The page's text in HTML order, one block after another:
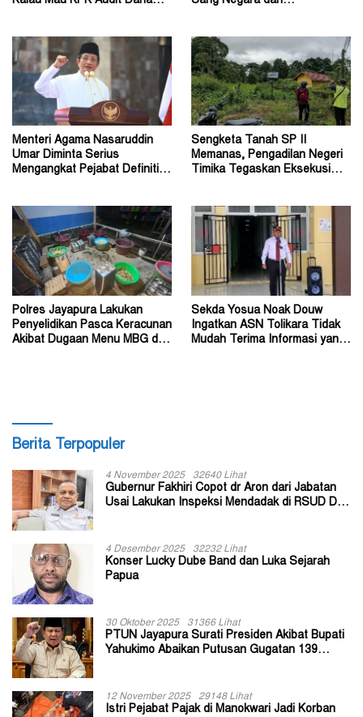
Menteri Agama Nasaruddin
Umar Diminta Serius
Mengangkat Pejabat Definitif
Sengketa Tanah SP II
Memanas, Pengadilan Negeri
Timika Tegaskan Eksekusi
Polres Jayapura Lakukan
Penyelidikan Pasca Keracunan
Akibat Dugaan Menu MBG di
Sekda Yosua Noak Douw
Ingatkan ASN Tolikara Tidak
Mudah Terima Informasi yang
Berita Terpopuler
4 November 2025 32640 Lihat
Gubernur Fakhiri Copot dr Aron dari Jabatan
Usai Lakukan Inspeksi Mendadak di RSUD Dok
4 Desember 2025 32232 Lihat
Konser Lucky Dube Band dan Luka Sejarah
Papua
30 Oktober 2025 31366 Lihat
PTUN Jayapura Surati Presiden Akibat Bupati
Yahukimo Abaikan Putusan Gugatan 139
12 November 2025 29148 Lihat
Istri Pejabat Pajak di Manokwari Jadi Korban